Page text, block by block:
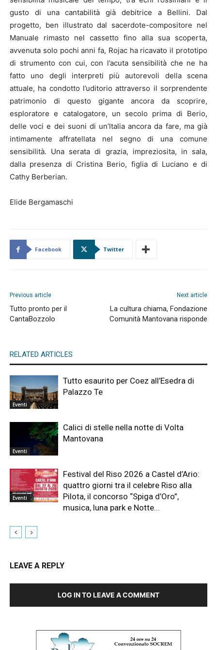
gusto di una cantabilità già debitrice a Bellini. Dal
progetto, ben illustrato dal sacerdote-compositore nel
Manuale rimasto nel cassetto fino alla sua scoperta,
avvenuta solo pochi anni fa, Rojac ha ricavato il prototipo
di strumento con cui, con l’acuta sensibilità che ne ha
fatto uno degli interpreti più autorevoli della scena
attuale, ha condotto l’uditorio attraverso il sorprendente
patrimonio di questo gigante ancora da scoprire,
esploratore e catalogatore, un secolo prima di Berio,
delle voci e dei suoni di un’Italia ancora da fare, ma già
intimamente affratellata nel segno di una comune
sensibilità. Una serata di grazia, impreziosita, in sala,
dalla presenza di Cristina Berio, figlia di Luciano e di
Cathy Berberian.
Elide Bergamaschi
Facebook Twitter
Previous article
Tutto pronto per il
CantaBozzolo
Next article
La cultura chiama, Fondazione
Comunità Mantovana risponde
RELATED ARTICLES
Eventi
Tutto esaurito per Coez all’Esedra di
Palazzo Te
Eventi
Calici di stelle nella notte di Volta
Mantovana
Eventi
Festival del Riso 2026 a Castel d’Ario:
quattro giorni tra il celebre Riso alla
Pilota, il concorso “Spiga d’Oro”,
musica, luna park e Notte...
LEAVE A REPLY
LOG IN TO LEAVE A COMMENT